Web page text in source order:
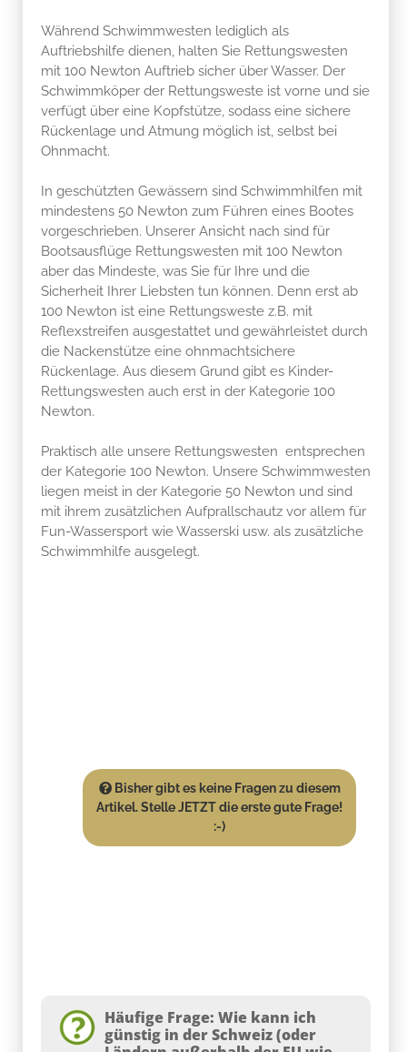
Während Schwimmwesten lediglich als
Auftriebshilfe dienen, halten Sie Rettungswesten
mit 100 Newton Auftrieb sicher über Wasser. Der
Schwimmköper der Rettungsweste ist vorne und sie
verfügt über eine Kopfstütze, sodass eine sichere
Rückenlage und Atmung möglich ist, selbst bei
Ohnmacht.
In geschützten Gewässern sind Schwimmhilfen mit
mindestens 50 Newton zum Führen eines Bootes
vorgeschrieben. Unserer Ansicht nach sind für
Bootsausflüge Rettungswesten mit 100 Newton
aber das Mindeste, was Sie für Ihre und die
Sicherheit Ihrer Liebsten tun können. Denn erst ab
100 Newton ist eine Rettungsweste z.B. mit
Reflexstreifen ausgestattet und gewährleistet durch
die Nackenstütze eine ohnmachtsichere
Rückenlage. Aus diesem Grund gibt es Kinder-
Rettungswesten auch erst in der Kategorie 100
Newton.
Praktisch alle unsere Rettungswesten entsprechen
der Kategorie 100 Newton. Unsere Schwimmwesten
liegen meist in der Kategorie 50 Newton und sind
mit ihrem zusätzlichen Aufprallschautz vor allem für
Fun-Wassersport wie Wasserski usw. als zusätzliche
Schwimmhilfe ausgelegt.
Bisher gibt es keine Fragen zu diesem
Artikel. Stelle JETZT die erste gute Frage!
:-)
Häufige Frage: Wie kann ich
günstig in der Schweiz (oder